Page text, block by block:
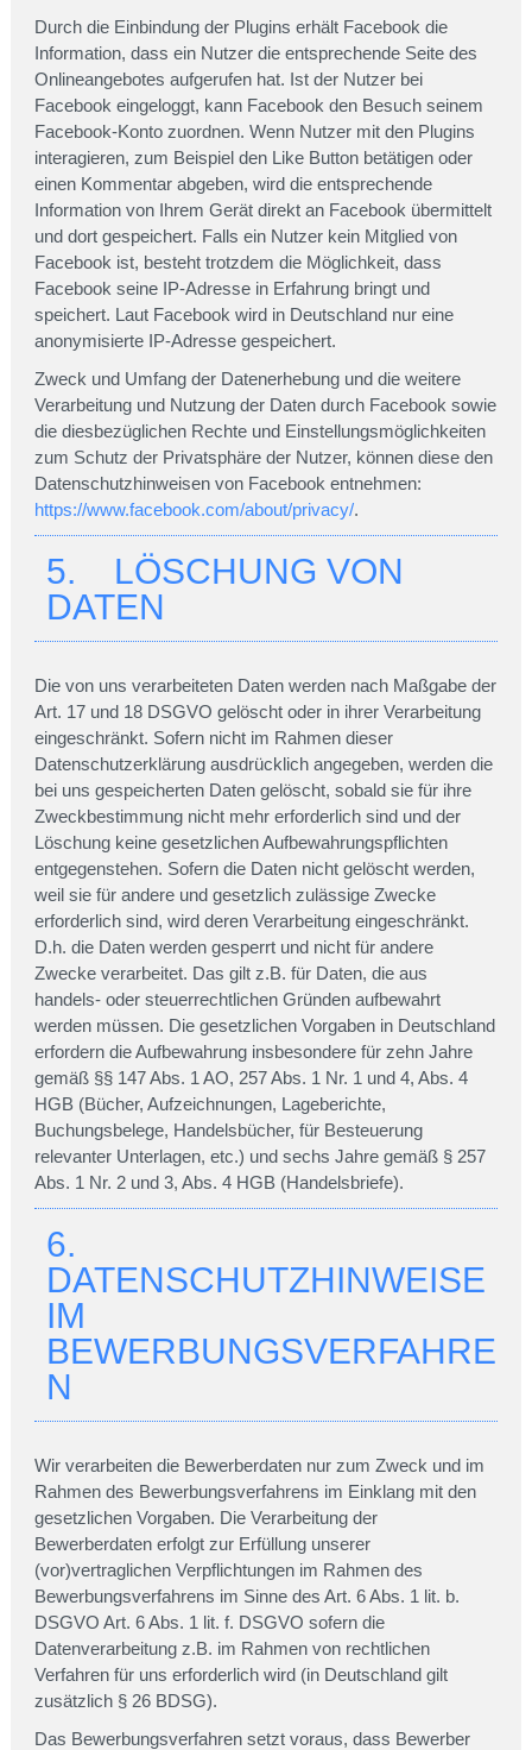
Durch die Einbindung der Plugins erhält Facebook die
Information, dass ein Nutzer die entsprechende Seite des
Onlineangebotes aufgerufen hat. Ist der Nutzer bei
Facebook eingeloggt, kann Facebook den Besuch seinem
Facebook-Konto zuordnen. Wenn Nutzer mit den Plugins
interagieren, zum Beispiel den Like Button betätigen oder
einen Kommentar abgeben, wird die entsprechende
Information von Ihrem Gerät direkt an Facebook übermittelt
und dort gespeichert. Falls ein Nutzer kein Mitglied von
Facebook ist, besteht trotzdem die Möglichkeit, dass
Facebook seine IP-Adresse in Erfahrung bringt und
speichert. Laut Facebook wird in Deutschland nur eine
anonymisierte IP-Adresse gespeichert.
Zweck und Umfang der Datenerhebung und die weitere
Verarbeitung und Nutzung der Daten durch Facebook sowie
die diesbezüglichen Rechte und Einstellungsmöglichkeiten
zum Schutz der Privatsphäre der Nutzer, können diese den
Datenschutzhinweisen von Facebook entnehmen:
https://www.facebook.com/about/privacy/.
5. LÖSCHUNG VON
DATEN
Die von uns verarbeiteten Daten werden nach Maßgabe der
Art. 17 und 18 DSGVO gelöscht oder in ihrer Verarbeitung
eingeschränkt. Sofern nicht im Rahmen dieser
Datenschutzerklärung ausdrücklich angegeben, werden die
bei uns gespeicherten Daten gelöscht, sobald sie für ihre
Zweckbestimmung nicht mehr erforderlich sind und der
Löschung keine gesetzlichen Aufbewahrungspflichten
entgegenstehen. Sofern die Daten nicht gelöscht werden,
weil sie für andere und gesetzlich zulässige Zwecke
erforderlich sind, wird deren Verarbeitung eingeschränkt.
D.h. die Daten werden gesperrt und nicht für andere
Zwecke verarbeitet. Das gilt z.B. für Daten, die aus
handels- oder steuerrechtlichen Gründen aufbewahrt
werden müssen. Die gesetzlichen Vorgaben in Deutschland
erfordern die Aufbewahrung insbesondere für zehn Jahre
gemäß §§ 147 Abs. 1 AO, 257 Abs. 1 Nr. 1 und 4, Abs. 4
HGB (Bücher, Aufzeichnungen, Lageberichte,
Buchungsbelege, Handelsbücher, für Besteuerung
relevanter Unterlagen, etc.) und sechs Jahre gemäß § 257
Abs. 1 Nr. 2 und 3, Abs. 4 HGB (Handelsbriefe).
6.
DATENSCHUTZHINWEISE
IM
BEWERBUNGSVERFAHRE
N
Wir verarbeiten die Bewerberdaten nur zum Zweck und im
Rahmen des Bewerbungsverfahrens im Einklang mit den
gesetzlichen Vorgaben. Die Verarbeitung der
Bewerberdaten erfolgt zur Erfüllung unserer
(vor)vertraglichen Verpflichtungen im Rahmen des
Bewerbungsverfahrens im Sinne des Art. 6 Abs. 1 lit. b.
DSGVO Art. 6 Abs. 1 lit. f. DSGVO sofern die
Datenverarbeitung z.B. im Rahmen von rechtlichen
Verfahren für uns erforderlich wird (in Deutschland gilt
zusätzlich § 26 BDSG).
Das Bewerbungsverfahren setzt voraus, dass Bewerber